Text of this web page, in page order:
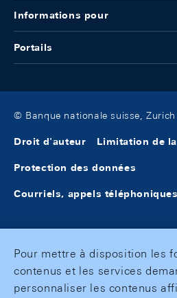
Informations pour
Portails
© Banque nationale suisse, Zurich
Droit d'auteur Limitation de
Protection des données
Courriels, appels
Pour mettre à disposition les
contenus et les services
personnaliser les contenus